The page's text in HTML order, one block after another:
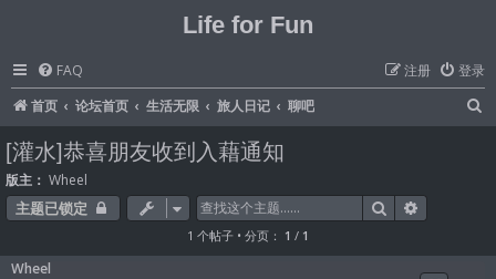
Life for Fun
FAQ 登录
注册
首页
论坛首页 生活无限 旅人日记 聊吧
[灌水]恭喜朋友收到入藉通知
版主： Wheel
主题已锁定 搜索
1 个帖子 • 分页： 1 / 1
Wheel